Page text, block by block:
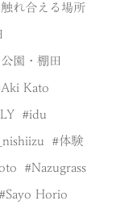
れ合える場所
園・棚田
Aki Kato
idu
体験
Nazugrass
Sayo Horio